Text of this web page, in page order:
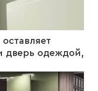
дверь одеждой,